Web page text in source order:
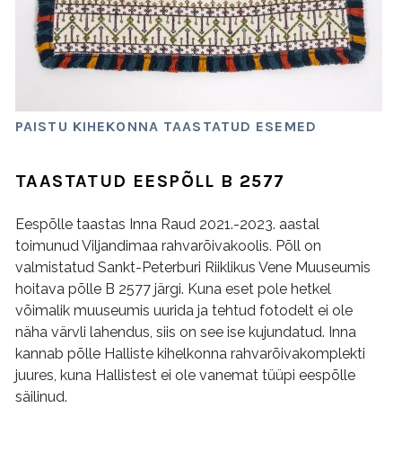
PAISTU KIHEKONNA TAASTATUD ESEMED
TAASTATUD EESPÕLL B 2577
Eespõlle taastas Inna Raud 2021.-2023. aastal
toimunud Viljandimaa rahvarõivakoolis. Põll on
valmistatud Sankt-Peterburi Riiklikus Vene Muuseumis
hoitava põlle B 2577 järgi. Kuna eset pole hetkel
võimalik muuseumis uurida ja tehtud fotodelt ei ole
näha värvli lahendus, siis on see ise kujundatud. Inna
kannab põlle Halliste kihelkonna rahvarõivakomplekti
juures, kuna Hallistest ei ole vanemat tüüpi eespõlle
säilinud.